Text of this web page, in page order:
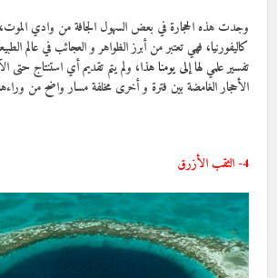
وجدت هذه الحجارة في بعض السهول الجافة من وادي
كاليفورنيا، فهي تعتبر من أبرز الظواهر و العجائب في عالم
تفسير علمي لهاإلى يومنا هذا، ولم يتم تقديم أي استنتاج حتى
الأحجار الغامضة بين فترة و أخرى مخلفة مسار واضح من
4- الثقب الأزرق